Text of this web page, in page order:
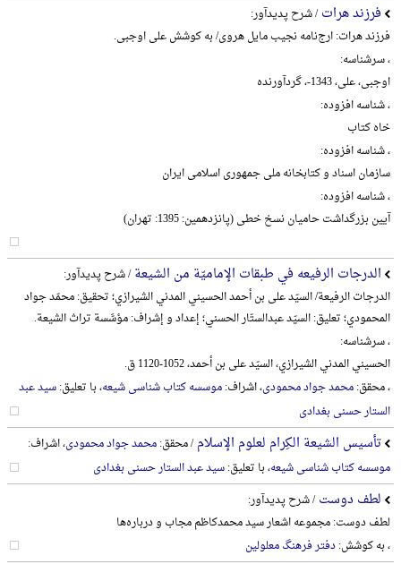
فرزند هرات/ شرح پدیدآور:
فرزند هرات: ارج‌نامه نجیب مایل هروی/ به کوشش علی اوجبی.
، سرشناسه:
اوجبی، علی، 1343-، گردآورنده
، شناسه افزوده:
خاه کتاب
، شناسه افزوده:
سازمان اسناد و کتابخانه ملی جمهوری اسلامی ایران
، شناسه افزوده:
آیین بزرگداشت حامیان نسخ خطی (پانزدهمین: 1395: تهران)
الدرجات الرفیعه في طبقات الإمامیّة من الشیعة/ شرح پدیدآور:
الدرجات الرفیعة/ السیّد علی بن أحمد الحسیني المدني الشیرازي؛ تحقیق: محمّد جواد
المحمودي؛ تعلیق: السیّد عبدالستّار الحسني؛ إعداد و إشراف: مؤسَّسة تراث الشیعة.
، سرشناسه:
الحسیني المدني الشیرازي، السیّد علی بن أحمد، 1052-1120 ق.
، محقق:محمد جواد محمودی، اشراف:موسسه کتاب شناسی شیعه، با تعلیق:سید عبد
الستار حسنی بغدادی
تأسیس الشیعة الکِرام لعلوم الإسلام/ محقق:محمد جواد محمودی، اشراف:
موسسه کتاب شناسی شیعه، با تعلیق:سید عبد الستار حسنی بغدادی
لطف دوست/ شرح پدیدآور:
لطف دوست: مجموعه اشعار سید محمدکاظم مجاب و درباره‌ها
، به کوشش:دفتر فرهنگ معلولین